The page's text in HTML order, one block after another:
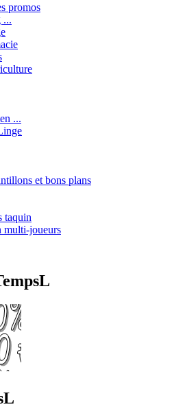
promos
...
...
et bons plans
taquin
multi-joueurs